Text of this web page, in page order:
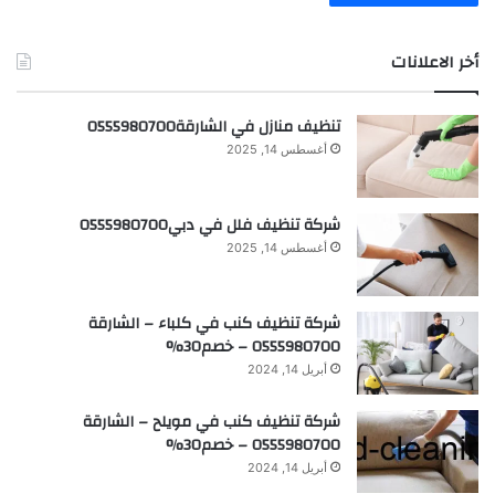
أخر الاعلانات
تنظيف منازل في الشارقة0555980700
أغسطس 14, 2025
شركة تنظيف فلل في دبي0555980700
أغسطس 14, 2025
شركة تنظيف كنب في كلباء – الشارقة
0555980700 – خصم30%
أبريل 14, 2024
شركة تنظيف كنب في مويلح – الشارقة
0555980700 – خصم30%
أبريل 14, 2024